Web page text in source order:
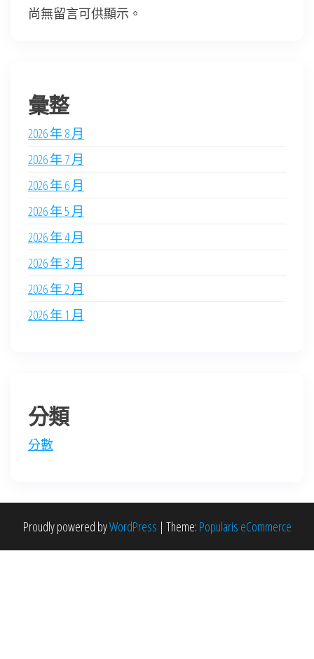
尚無留言可供顯示。
彙整
2026 年 8 月
2026 年 7 月
2026 年 6 月
2026 年 5 月
2026 年 4 月
2026 年 3 月
2026 年 2 月
2026 年 1 月
分類
分數
Proudly powered byWordPress | Theme: Popularis eCommerce